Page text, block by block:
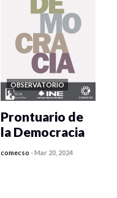
OBSERVATORIO
Prontuario de
la Democracia
comecso -Mar 20, 2024